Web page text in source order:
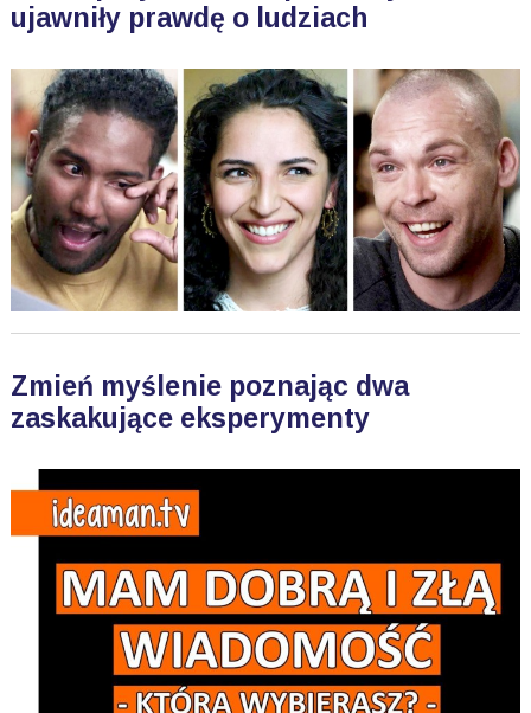
ujawniły prawdę o ludziach
Zmień myślenie poznając dwa
zaskakujące eksperymenty